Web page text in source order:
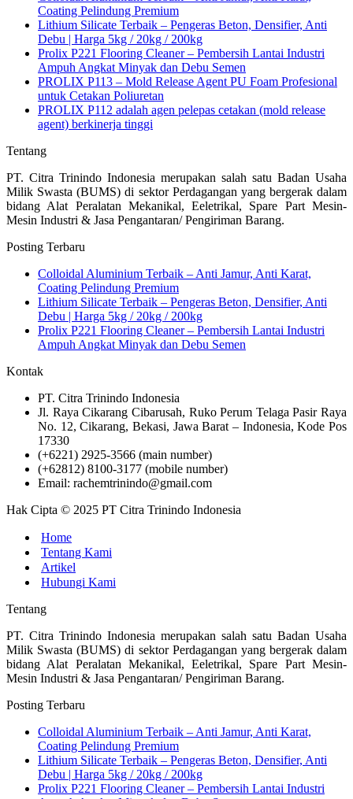
Coating Pelindung Premium
Lithium Silicate Terbaik – Pengeras Beton, Densifier, Anti
Debu | Harga 5kg / 20kg / 200kg
Prolix P221 Flooring Cleaner – Pembersih Lantai Industri
Ampuh Angkat Minyak dan Debu Semen
PROLIX P113 – Mold Release Agent PU Foam Profesional
untuk Cetakan Poliuretan
PROLIX P112 adalah agen pelepas cetakan (mold release
agent) berkinerja tinggi
Tentang
PT. Citra Trinindo Indonesia merupakan salah satu Badan Usaha
Milik Swasta (BUMS) di sektor Perdagangan yang bergerak dalam
bidang Alat Peralatan Mekanikal, Eeletrikal, Spare Part Mesin-
Mesin Industri & Jasa Pengantaran/ Pengiriman Barang.
Posting Terbaru
Colloidal Aluminium Terbaik – Anti Jamur, Anti Karat,
Coating Pelindung Premium
Lithium Silicate Terbaik – Pengeras Beton, Densifier, Anti
Debu | Harga 5kg / 20kg / 200kg
Prolix P221 Flooring Cleaner – Pembersih Lantai Industri
Ampuh Angkat Minyak dan Debu Semen
Kontak
PT. Citra Trinindo Indonesia
Jl. Raya Cikarang Cibarusah, Ruko Perum Telaga Pasir Raya
No. 12, Cikarang, Bekasi, Jawa Barat – Indonesia, Kode Pos
17330
(+6221) 2925-3566 (main number)
(+62812) 8100-3177 (mobile number)
Email: rachemtrinindo@gmail.com
Hak Cipta © 2025 PT Citra Trinindo Indonesia
Home
Tentang Kami
Artikel
Hubungi Kami
Tentang
PT. Citra Trinindo Indonesia merupakan salah satu Badan Usaha
Milik Swasta (BUMS) di sektor Perdagangan yang bergerak dalam
bidang Alat Peralatan Mekanikal, Eeletrikal, Spare Part Mesin-
Mesin Industri & Jasa Pengantaran/ Pengiriman Barang.
Posting Terbaru
Colloidal Aluminium Terbaik – Anti Jamur, Anti Karat,
Coating Pelindung Premium
Lithium Silicate Terbaik – Pengeras Beton, Densifier, Anti
Debu | Harga 5kg / 20kg / 200kg
Prolix P221 Flooring Cleaner – Pembersih Lantai Industri